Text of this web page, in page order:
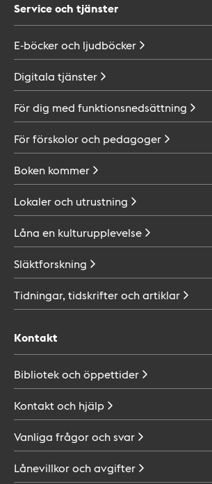
Service och tjänster
E-böcker och ljudböcker
Digitala tjänster
För dig med funktionsnedsättning
För förskolor och pedagoger
Boken kommer
Lokaler och utrustning
Låna en kulturupplevelse
Släktforskning
Tidningar, tidskrifter ochartiklar
Kontakt
Bibliotek ochöppettider
Kontakt och hjälp
Vanliga frågor ochsvar
Lånevillkor ochavgifter